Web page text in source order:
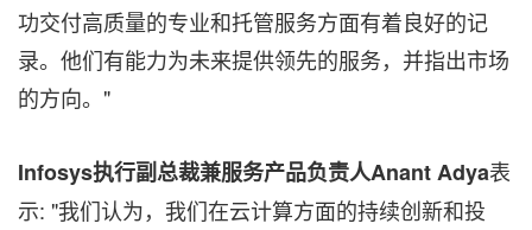
功交付高质量的专业和托管服务方面有着良好的记
录。他们有能力为未来提供领先的服务，并指出市场
的方向。"
Infosys执行副总裁兼服务产品负责人Anant Adya表
示: "我们认为，我们在云计算方面的持续创新和投